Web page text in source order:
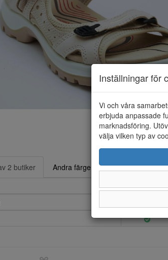
2 butiker
Andra färger
35
Inställningar för
Vi och våra
erbjuda anpassade
marknadsföring.
välja vilken typ av